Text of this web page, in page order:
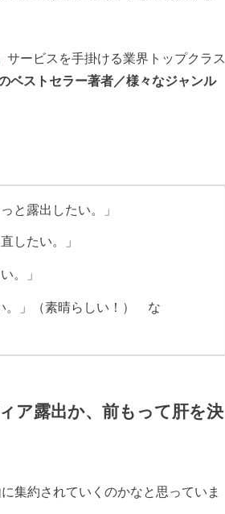
サービスを手掛ける業界トップクラス
ベストセラー著者／様々なジャンル
と露出したい。」
したい。」
。」
。」（素晴らしい！） な
ア露出か、前もって肝を決
集約されていくのかなと思っていま